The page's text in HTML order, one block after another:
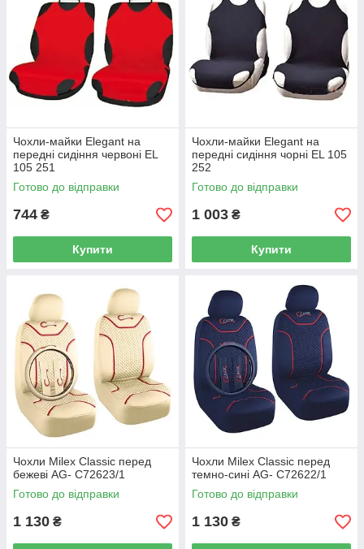
Чохли-майки Elegant на
передні сидіння червоні EL
105 251
Готово до відправки
744 ₴
Купити
Чохли-майки Elegant на
передні сидіння чорні EL 105
252
Готово до відправки
1 003 ₴
Купити
Чохли Milex Classic перед
бежеві AG- C72623/1
Готово до відправки
1 130 ₴
Чохли Milex Classic перед
темно-сині AG- C72622/1
Готово до відправки
1 130 ₴